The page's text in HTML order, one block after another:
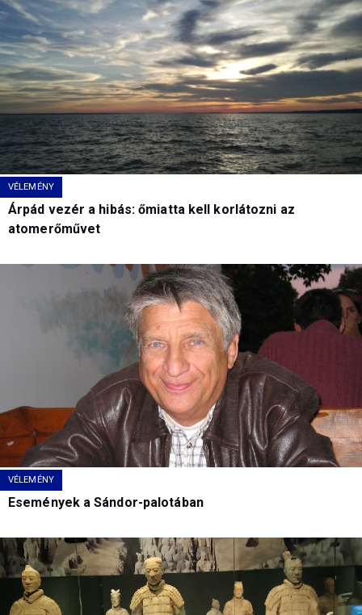
VÉLEMÉNY
Árpád vezér a hibás: őmiatta kell korlátozni az
atomerőművet
VÉLEMÉNY
Események a Sándor-palotában